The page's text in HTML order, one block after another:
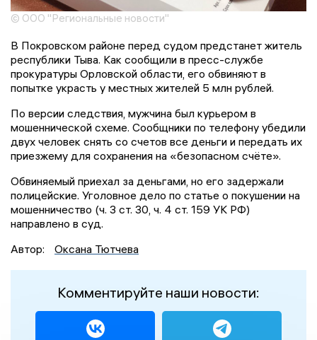
© ООО "Региональные новости"
В Покровском районе перед судом предстанет житель
республики Тыва. Как сообщили в пресс-службе
прокуратуры Орловской области, его обвиняют в
попытке украсть у местных жителей 5 млн рублей.
По версии следствия, мужчина был курьером в
мошеннической схеме. Сообщники по телефону убедили
двух человек снять со счетов все деньги и передать их
приезжему для сохранения на «безопасном счёте».
Обвиняемый приехал за деньгами, но его задержали
полицейские. Уголовное дело по статье о покушении на
мошенничество (ч. 3 ст. 30, ч. 4 ст. 159 УК РФ)
направлено в суд.
Автор:
Оксана Тютчева
Комментируйте наши новости: